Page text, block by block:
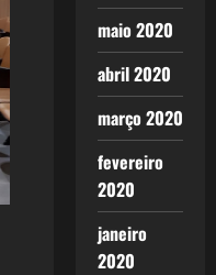
maio 2020
abril 2020
março 2020
fevereiro
2020
janeiro
2020